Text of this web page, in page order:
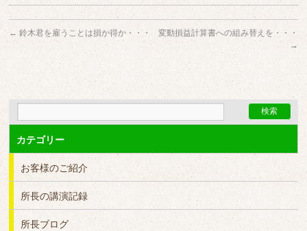
← 鈴木君を雇うことは損か得か・・・
変動損益計算書への組み替えを・・・
→
カテゴリー
お客様のご紹介
所長の講演記録
所長ブログ